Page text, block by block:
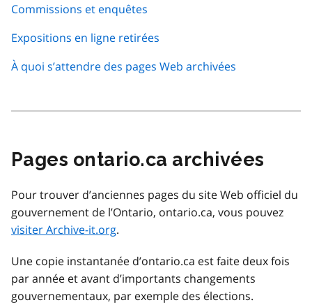
Commissions et enquêtes
Expositions en ligne retirées
À quoi s’attendre des pages Web archivées
Pages ontario.ca archivées
Pour trouver d’anciennes pages du site Web officiel du
gouvernement de l’Ontario, ontario.ca, vous pouvez
visiter Archive-it.org.
Une copie instantanée d’ontario.ca est faite deux fois
par année et avant d’importants changements
gouvernementaux, par exemple des élections.